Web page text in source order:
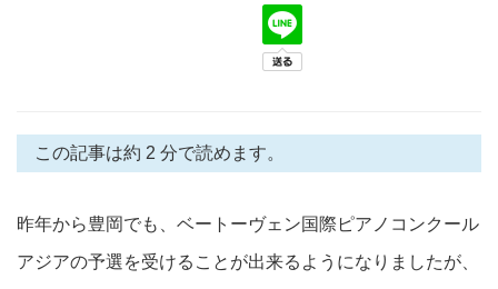
この記事は約 2 分で読めます。
昨年から豊岡でも、ベートーヴェン国際ピアノコンクール
アジアの予選を受けることが出来るようになりましたが、